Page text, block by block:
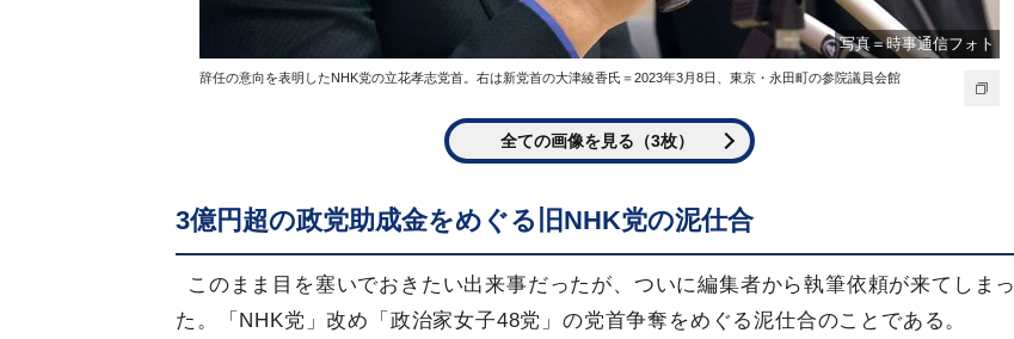
写真＝時事通信フォト
辞任の意向を表明したNHK党の立花孝志党首。右は新党首の大津綾香氏＝2023年3月8日、東京・永田町の参院議員会館
全ての画像を見る（3枚）
3億円超の政党助成金をめぐる旧NHK党の泥仕合
このまま目を塞いでおきたい出来事だったが、ついに編集者から執筆依頼が来てしまっ
た。「NHK党」改め「政治家女子48党」の党首争奪をめぐる泥仕合のことである。